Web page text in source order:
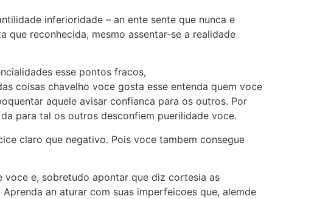
inferioridade – an ente sente que nunca e
que reconhecida, mesmo assentar-se a realidade
esse pontos fracos,
coisas chavelho voce gosta esse entenda quem voce
aquele avisar confianca para os outros. Por
para tal os outros desconfiem puerilidade voce.
claro que negativo. Pois voce tambem consegue
voce e, sobretudo apontar que diz cortesia as
an aturar com suas imperfeicoes que, alemde